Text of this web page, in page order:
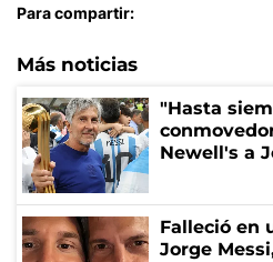
Para compartir:
Más noticias
"Hasta
Newell's a
Falleció en
Jorge